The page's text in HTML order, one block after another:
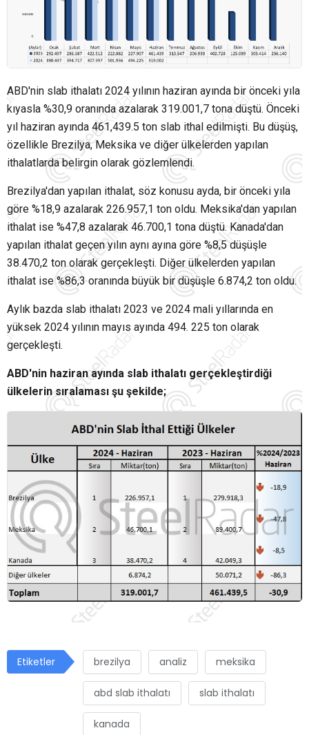
ABD'nin slab ithalatı 2024 yılının haziran ayında bir önceki yıla
kıyasla %30,9 oranında azalarak 319.001,7 tona düştü. Önceki
yıl haziran ayında 461,439.5 ton slab ithal edilmişti. Bu düşüş,
özellikle Brezilya, Meksika ve diğer ülkelerden yapılan
ithalatlarda belirgin olarak gözlemlendi.
Brezilya'dan yapılan ithalat, söz konusu ayda, bir önceki yıla
göre %18,9 azalarak 226.957,1 ton oldu. Meksika'dan yapılan
ithalat ise %47,8 azalarak 46.700,1 tona düştü. Kanada'dan
yapılan ithalat geçen yılın aynı ayına göre %8,5 düşüşle
38.470,2 ton olarak gerçekleşti. Diğer ülkelerden yapılan
ithalat ise %86,3 oranında büyük bir düşüşle 6.874,2 ton oldu.
Aylık bazda slab ithalatı 2023 ve 2024 mali yıllarında en
yüksek 2024 yılının mayıs ayında 494. 225 ton olarak
gerçekleşti.
ABD'nin haziran ayında slab ithalatı gerçekleştirdiği
ülkelerin sıralaması şu şekilde;
Etiketler brezilya analiz meksika
abd slab ithalatı slab ithalatı
kanada